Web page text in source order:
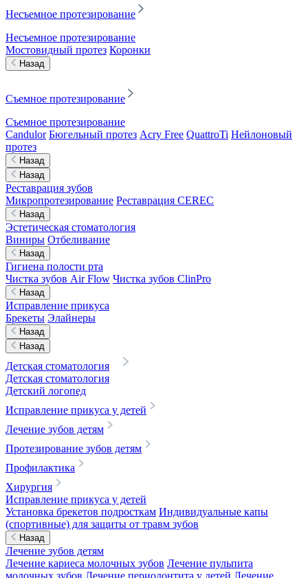
Несъемное протезирование
Несъемное протезирование
Мостовидный протез Коронки
Назад
Съемное протезирование
Съемное протезирование
Candulor Бюгельный протез Acry Free QuattroTi Нейлоновый
протез
Назад
Назад
Реставрация зубов
Микропротезирование Реставрация CEREC
Назад
Эстетическая стоматология
Виниры Отбеливание
Назад
Гигиена полости рта
Чистка зубов Air Flow Чистка зубов ClinPro
Назад
Исправление прикуса
Брекеты Элайнеры
Назад
Назад
Детская стоматология
Детская стоматология
Детский логопед
Исправление прикуса у детей
Лечение зубов детям
Протезирование зубов детям
Профилактика
Хирургия
Исправление прикуса у детей
Установка брекетов подросткам Индивидуальные капы
(спортивные) для защиты от травм зубов
Назад
Лечение зубов детям
Лечение кариеса молочных зубов Лечение пульпита
молочных зубов Лечение периодонтита у детей Лечение